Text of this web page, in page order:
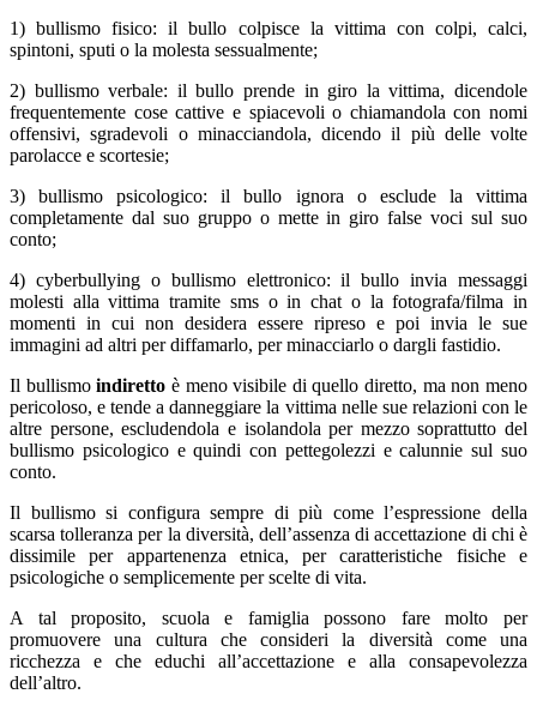
1) bullismo fisico: il bullo colpisce la vittima con colpi, calci,
spintoni, sputi o la molesta sessualmente;
2) bullismo verbale: il bullo prende in giro la vittima, dicendole
frequentemente cose cattive e spiacevoli o chiamandola con nomi
offensivi, sgradevoli o minacciandola, dicendo il più delle volte
parolacce e scortesie;
3) bullismo psicologico: il bullo ignora o esclude la vittima
completamente dal suo gruppo o mette in giro false voci sul suo
conto;
4) cyberbullying o bullismo elettronico: il bullo invia messaggi
molesti alla vittima tramite sms o in chat o la fotografa/filma in
momenti in cui non desidera essere ripreso e poi invia le sue
immagini ad altri per diffamarlo, per minacciarlo o dargli fastidio.
Il bullismoindiretto è meno visibile di quello diretto, ma non meno
pericoloso, e tende a danneggiare la vittima nelle sue relazioni con le
altre persone, escludendola e isolandola per mezzo soprattutto del
bullismo psicologico e quindi con pettegolezzi e calunnie sul suo
conto.
Il bullismo si configura sempre di più come l’espressione della
scarsa tolleranza per la diversità, dell’assenza di accettazione di chi è
dissimile per appartenenza etnica, per caratteristiche fisiche e
psicologiche o semplicemente per scelte di vita.
A tal proposito, scuola e famiglia possono fare molto per
promuovere una cultura che consideri la diversità come una
ricchezza e che educhi all’accettazione e alla consapevolezza
dell’altro.